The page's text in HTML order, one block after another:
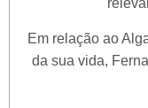
Em relação ao
da sua vida,